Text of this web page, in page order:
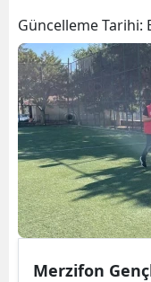
Güncelleme Tarihi:
Merzifon